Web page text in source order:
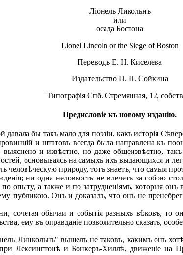
Ліонель Ликольнъ
или
осада Бостона
Lionel Lincoln or the Siege of Boston
Переводъ E. H. Киселева
Издательство П. П. Сойкина
Типографія Спб. Стремянная, 12,
Предисловіе къ новому изданію.
бы такъ мало для поэзіи, какъ исторія
и штатовъ всегда была направлена къ
и извѣстно, но даже общеизвѣстно,
основываясь на самыхъ ихъ выдающихся и
человѣческую природу, тотъ знаетъ, что самыя
ни одна неловкость не влечетъ за собою
по опыту, а также и по затрудненіямъ, которыя
публикою. Онъ и доказалъ, что онъ не
обычаи и событія разныхъ вѣковъ, то
ему въ оправданіе позволительно сказать,
Линкольнъ" вышелъ не таковъ, какимъ онъ
Лексингтонѣ и Бонкеръ-Хиллѣ, движеніе на